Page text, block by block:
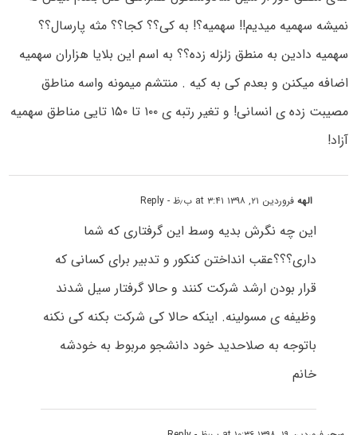
نمیشه سهمیه میدیم!! سهمیه؟! به کی؟؟ کجا؟؟ مثه پارسال؟؟
سهمیه دادین به منطق زلزله زده؟؟ به اسم این بلایا هزاران سهمیه
اضافه میکنن و بعدم کی به کیه . منتشم میمونه واسه مناطق
مصیبت زده ی انسانی! و تغیر رتبه ی ۱۰۰ تا ۱۵۰ تایی مناطق سهمیه
آزاد!
الههفروردین ۲۱, ۱۳۹۸ at ۳:۴۱ ب٫ظ - Reply
این چه نگرش بدیه وسط این گرفتاری که شما
داری؟؟؟عقب انداختن کنکور و تدبیر برای کسانی که
قرار بودن ارشد شرکت کنند و حالا گرفتار سیل شدند
وظیفه ی مسولینه. اینکه حالا کی شرکت بکنه کی نکنه
باتوجه به صلاحدید خود دانشجو مربوط به خودشه
خانم